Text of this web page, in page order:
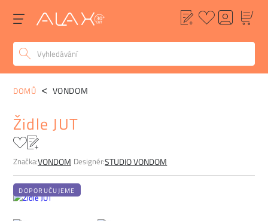
POPIS ALTERNATIVY
DOMŮ VONDOM
Židle JUT
Značka:VONDOM Designér:STUDIO VONDOM
DOPORUČUJEME